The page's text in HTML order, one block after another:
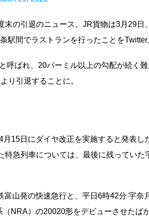
末の引退のニュース。JR貨物は3月29日
駅間でラストランを行ったことをTwitter
呼ばれ、20パーミル以上の勾配が続く
り引退することに。
15日にダイヤ改正を実施すると発表し
急列車については、最後に残っていた
山発の快速急行と、平日6時42分 宇奈
NRA）の20020形をデビューさせたば